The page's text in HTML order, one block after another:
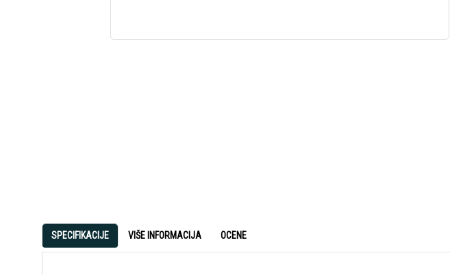
SPECIFIKACIJE VIŠE INFORMACIJA OCENE